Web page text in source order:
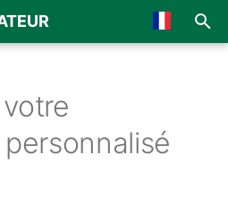
🇪🇸 Español